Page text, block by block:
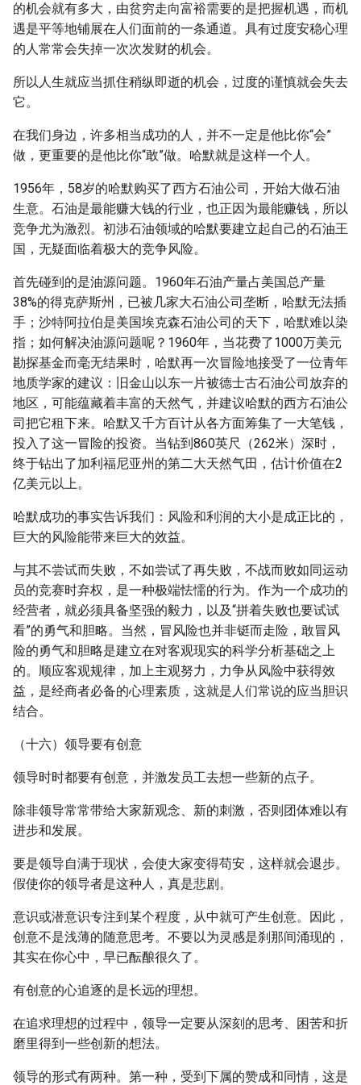
的机会就有多大，由贫穷走向富裕需要的是把握机遇，而机
遇是平等地铺展在人们面前的一条通道。具有过度安稳心理
的人常常会失掉一次次发财的机会。
所以人生就应当抓住稍纵即逝的机会，过度的谨慎就会失去
它。
在我们身边，许多相当成功的人，并不一定是他比你“会”
做，更重要的是他比你“敢”做。哈默就是这样一个人。
1956年，58岁的哈默购买了西方石油公司，开始大做石油
生意。石油是最能赚大钱的行业，也正因为最能赚钱，所以
竞争尤为激烈。初涉石油领域的哈默要建立起自己的石油王
国，无疑面临着极大的竞争风险。
首先碰到的是油源问题。1960年石油产量占美国总产量
38%的得克萨斯州，已被几家大石油公司垄断，哈默无法插
手；沙特阿拉伯是美国埃克森石油公司的天下，哈默难以染
指；如何解决油源问题呢？1960年，当花费了1000万美元
勘探基金而毫无结果时，哈默再一次冒险地接受了一位青年
地质学家的建议：旧金山以东一片被德士古石油公司放弃的
地区，可能蕴藏着丰富的天然气，并建议哈默的西方石油公
司把它租下来。哈默又千方百计从各方面筹集了一大笔钱，
投入了这一冒险的投资。当钻到860英尺（262米）深时，
终于钻出了加利福尼亚州的第二大天然气田，估计价值在2
亿美元以上。
哈默成功的事实告诉我们：风险和利润的大小是成正比的，
巨大的风险能带来巨大的效益。
与其不尝试而失败，不如尝试了再失败，不战而败如同运动
员的竞赛时弃权，是一种极端怯懦的行为。作为一个成功的
经营者，就必须具备坚强的毅力，以及“拼着失败也要试试
看”的勇气和胆略。当然，冒风险也并非铤而走险，敢冒风
险的勇气和胆略是建立在对客观现实的科学分析基础之上
的。顺应客观规律，加上主观努力，力争从风险中获得效
益，是经商者必备的心理素质，这就是人们常说的应当胆识
结合。
（十六）领导要有创意
领导时时都要有创意，并激发员工去想一些新的点子。
除非领导常常带给大家新观念、新的刺激，否则团体难以有
进步和发展。
要是领导自满于现状，会使大家变得苟安，这样就会退步。
假使你的领导者是这种人，真是悲剧。
意识或潜意识专注到某个程度，从中就可产生创意。因此，
创意不是浅薄的随意思考。不要以为灵感是刹那间涌现的，
其实在你心中，早已酝酿很久了。
有创意的心追逐的是长远的理想。
在追求理想的过程中，领导一定要从深刻的思考、困苦和折
磨里得到一些创新的想法。
领导的形式有两种。第一种，受到下属的赞成和同情，这是